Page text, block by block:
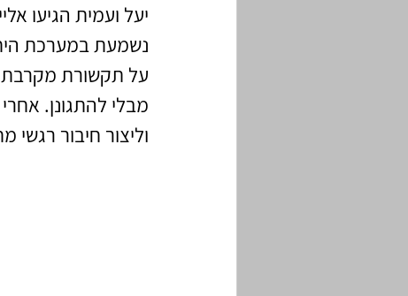
יעל ועמית הגיעו
נשמעת במערכת
על תקשורת
מבלי להתגונן.
וליצור חיבור רגשי